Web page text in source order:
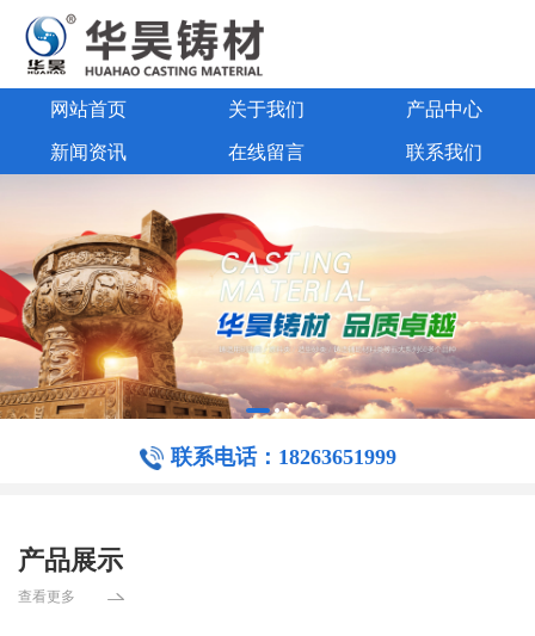
网站首页 关于我们 产品中心
新闻资讯 在线留言 联系我们
联系电话：18263651999
产品展示
查看更多